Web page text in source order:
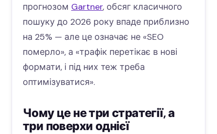
прогнозом Gartner, обсяг класичного
пошуку до 2026 року впаде приблизно
на 25% — але це означає не «SEO
померло», а «трафік перетікає в нові
формати, і під них теж треба
оптимізуватися».
Чому це не три стратегії, а
три поверхи однієї